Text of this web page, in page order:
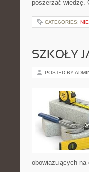
poszerzać wiedzę.
CATEGORIES:
SZKOŁY
POSTED BY
obowiązujących na